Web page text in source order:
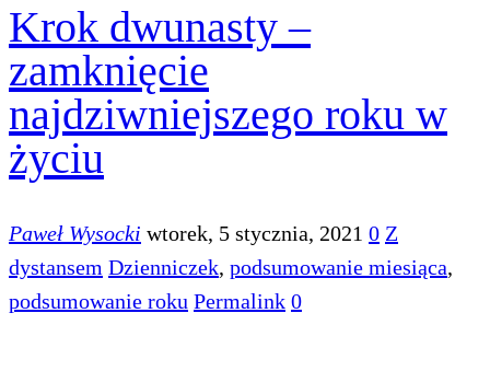
Krok dwunasty –
zamknięcie
najdziwniejszego roku w
życiu
Paweł Wysocki wtorek, 5 stycznia, 2021 0 Z
dystansem Dzienniczek, podsumowanie miesiąca,
podsumowanie roku Permalink 0